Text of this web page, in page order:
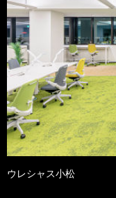
ウレシャス小松